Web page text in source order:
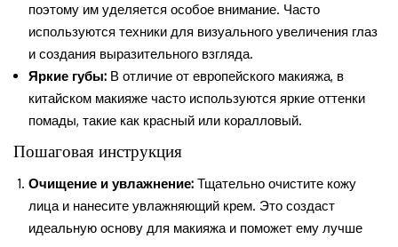
поэтому им уделяется особое внимание. Часто
используются техники для визуального увеличения глаз
и создания выразительного взгляда.
Яркие губы: В отличие от европейского макияжа, в
китайском макияже часто используются яркие оттенки
помады, такие как красный или коралловый.
Пошаговая инструкция
Очищение и увлажнение: Тщательно очистите кожу
лица и нанесите увлажняющий крем. Это создаст
идеальную основу для макияжа и поможет ему лучше